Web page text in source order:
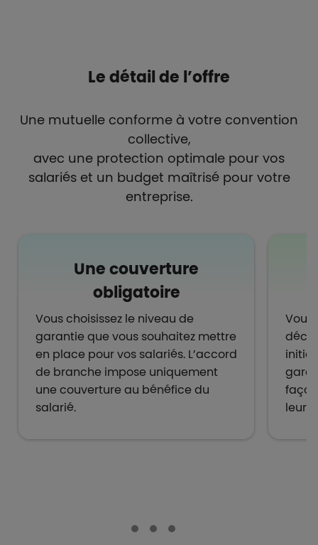
Le détail de l’offre
Une mutuelle conforme à votre convention
collective,
avec une protection optimale pour vos
salariés et un budget maîtrisé pour votre
entreprise.
Une couverture
obligatoire
Vous choisissez le niveau de
garantie que vous souhaitez mettre
en place pour vos salariés. L’accord
de branche impose uniquement
une couverture au bénéfice du
salarié.
Vous
leurs